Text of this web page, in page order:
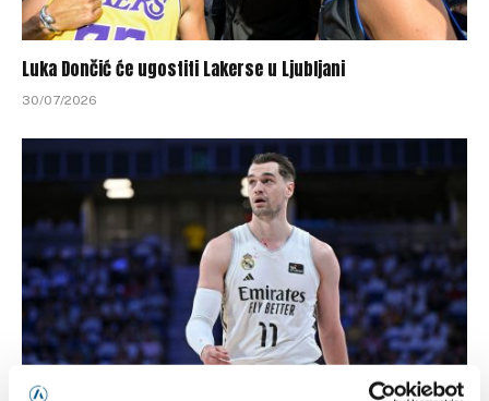
Luka Dončić će ugostiti Lakerse u Ljubljani
30/07/2026